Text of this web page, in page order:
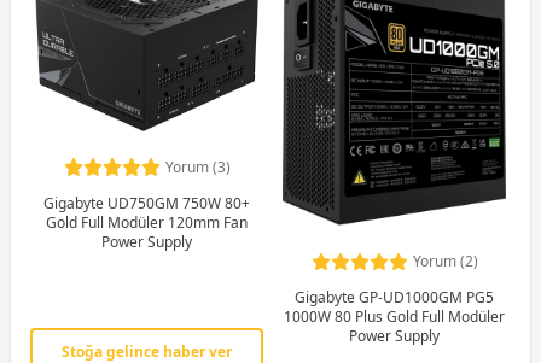
Yorum (3)
Gigabyte UD750GM 750W 80+
Gold Full Modüler 120mm Fan
Power Supply
Stoğa gelince haber ver
Yorum (2)
Gigabyte GP-UD1000GM PG5
1000W 80 Plus Gold Full Modüler
Power Supply